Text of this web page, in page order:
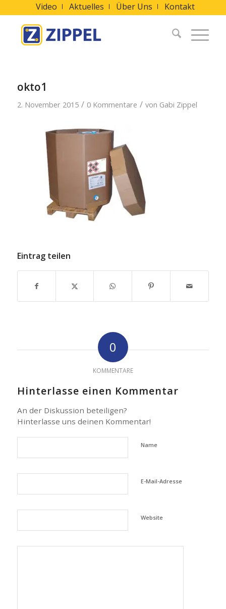
Video Aktuelles Über Uns Kontakt
okto1
2. November 2015 / 0 Kommentare / von Gabi Zippel
Eintrag teilen
0
KOMMENTARE
Hinterlasse einen Kommentar
An der Diskussion beteiligen?
Hinterlasse uns deinen Kommentar!
Name
E-Mail-Adresse
Website